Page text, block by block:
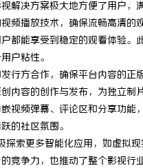
解决方案极大地方便了用户，
频播放技术，确保流畅高清的
都能享受到稳定的观看体验。
户粘性。
行方合作，确保平台内容的正
内容的创作与发布，为独立制
视频弹幕、评论区和分享功能
的社区氛围。
索更多智能化应用，如虚拟
竞争力，也推动了整个影视行